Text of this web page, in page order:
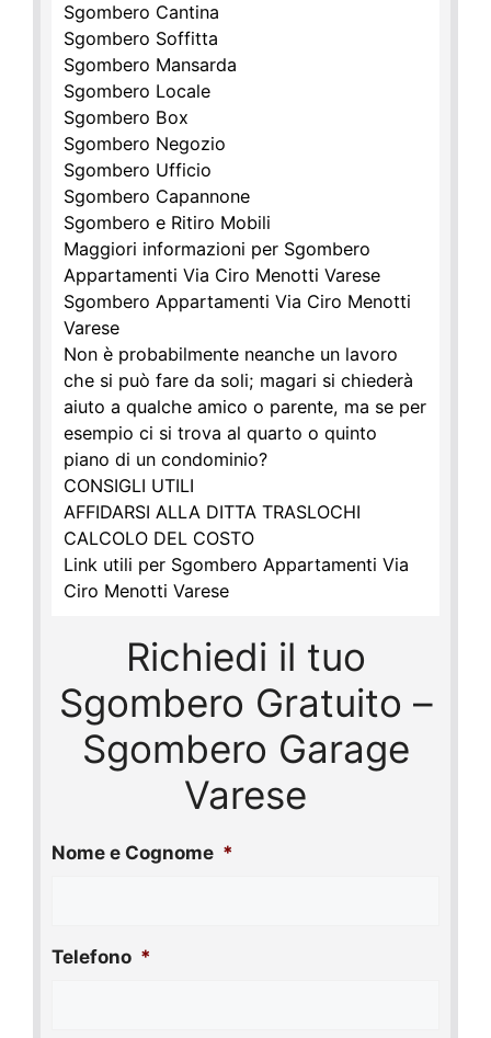
Sgombero Cantina
Sgombero Soffitta
Sgombero Mansarda
Sgombero Locale
Sgombero Box
Sgombero Negozio
Sgombero Ufficio
Sgombero Capannone
Sgombero e Ritiro Mobili
Maggiori informazioni per Sgombero
Appartamenti Via Ciro Menotti Varese
Sgombero Appartamenti Via Ciro Menotti
Varese
Non è probabilmente neanche un lavoro
che si può fare da soli; magari si chiederà
aiuto a qualche amico o parente, ma se per
esempio ci si trova al quarto o quinto
piano di un condominio?
CONSIGLI UTILI
AFFIDARSI ALLA DITTA TRASLOCHI
CALCOLO DEL COSTO
Link utili per Sgombero Appartamenti Via
Ciro Menotti Varese
Richiedi il tuo
Sgombero Gratuito –
Sgombero Garage
Varese
Nome e Cognome *
Telefono *